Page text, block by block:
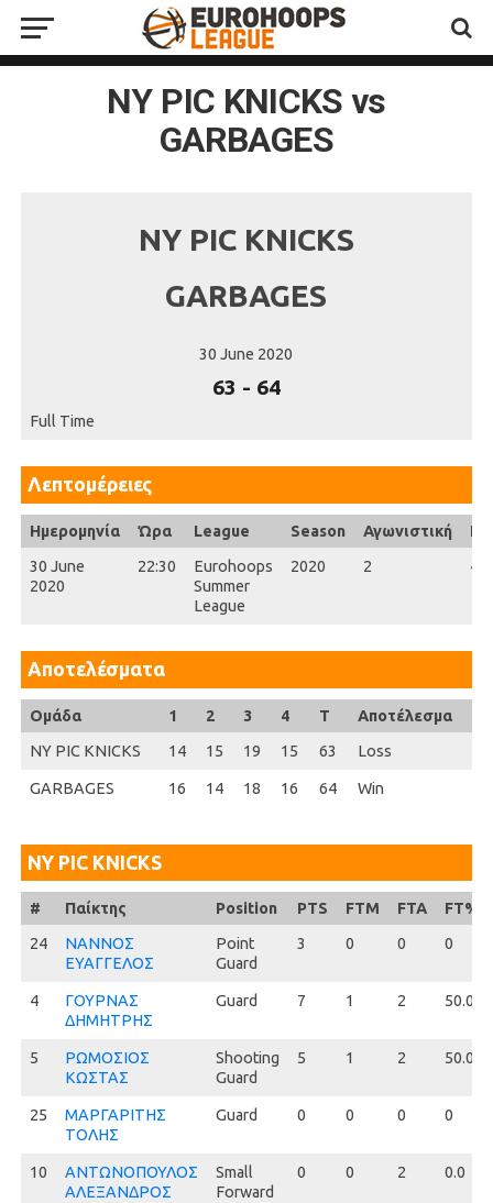
NY PIC KNICKS vs
GARBAGES
NY PIC KNICKS
GARBAGES
30 June 2020
63 - 64
Full Time
Λεπτομέρειες
Ημερομηνία Ώρα League Season Αγωνιστική
30 June
2020
22:30
Eurohoops
Summer
League
2020 2 40'
Αποτελέσματα
Ομάδα 1 2 3 4 T
Αποτέλεσμα
NY PIC KNICKS
14 15 19 15 63 Loss
GARBAGES 16 14 18 16 64 Win
NY PIC KNICKS
#
24
4
5
25
10
# Παίκτης Position PTS FTM FTA
FT%
24
ΝΑΝΝΟΣ
ΕΥΑΓΓΕΛΟΣ
Point
Guard
3 0 0 0
4
ΓΟΥΡΝΑΣ
ΔΗΜΗΤΡΗΣ
Guard 7 1 2 50.0
5
ΡΩΜΟΣΙΟΣ
ΚΩΣΤΑΣ
Shooting
Guard
5 1 2 50.0
25
ΜΑΡΓΑΡΙΤΗΣ
ΤΟΛΗΣ
Guard 0 0 0 0
10
ΑΝΤΩΝΟΠΟΥΛΟΣ
ΑΛΕΞΑΝΔΡΟΣ
Small
Forward
0 0 2 0.0